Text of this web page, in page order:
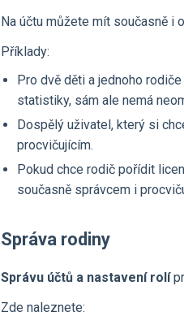
Na účtu můžete mít současně i
Příklady:
Pro dvě děti a jednoho
statistiky, sám ale nemá
Dospělý uživatel, který si
procvičujícím.
Pokud chce rodič pořídit
současně správcem i
Správa rodiny
Správu účtů a nastavení rolí
Zde naleznete: